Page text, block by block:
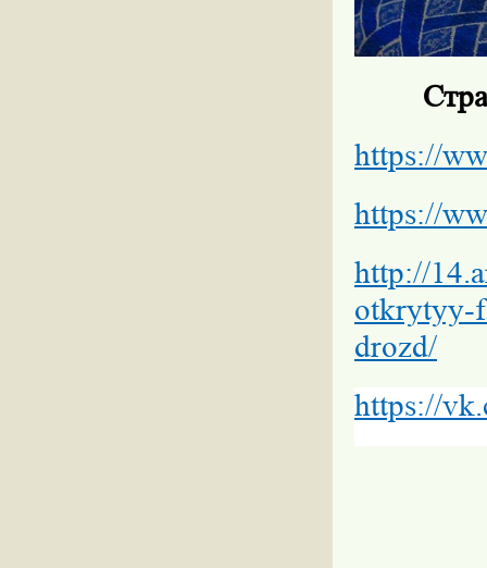
https://
https://
http://
otkrytyy-
drozd/
https://